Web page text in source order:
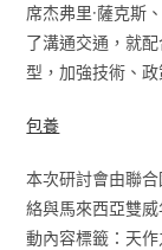
席杰弗里·薩克斯
了溝通交通，就
型，加強技術、
包養
本次研討會由聯
絡與馬來西亞雙
動內容標籤：天